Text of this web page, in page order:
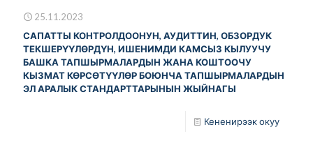
25.11.2023
САПАТТЫ КОНТРОЛДООНУН, АУДИТТИН, ОБЗОРДУК
ТЕКШЕРҮҮЛӨРДҮН, ИШЕНИМДИ КАМСЫЗ КЫЛУУЧУ
БАШКА ТАПШЫРМАЛАРДЫН ЖАНА КОШТООЧУ
КЫЗМАТ КӨРСӨТҮҮЛӨР БОЮНЧА ТАПШЫРМАЛАРДЫН
ЭЛ АРАЛЫК СТАНДАРТТАРЫНЫН ЖЫЙНАГЫ
Кененирээк окуу